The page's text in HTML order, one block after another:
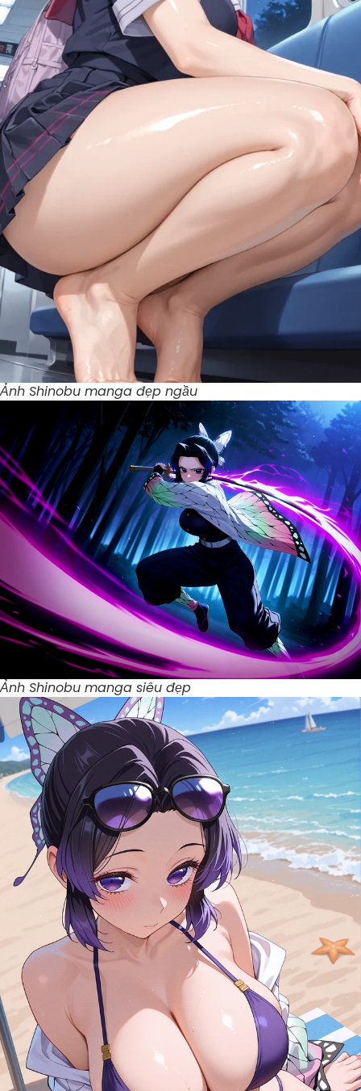
Ảnh Shinobu manga đẹp ngầu
Ảnh Shinobu manga siêu đẹp